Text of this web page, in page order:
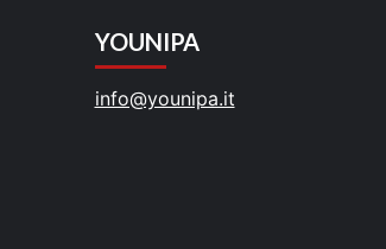
YOUNIPA
info@younipa.it